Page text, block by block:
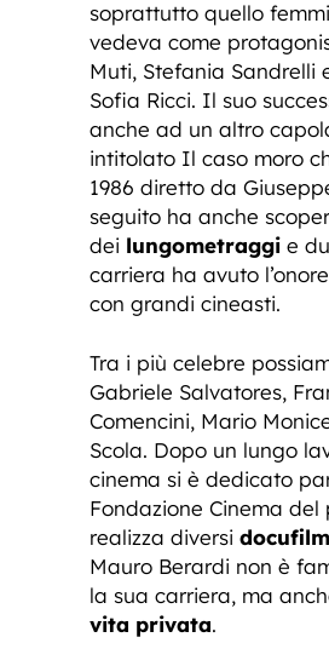
soprattutto quello
vedeva come
Muti, Stefania Sandrelli
Sofia Ricci. Il suo
anche ad un altro
intitolato Il caso moro
1986 diretto da
seguito ha anche
dei lungometraggi e
carriera ha avuto
con grandi cineasti.
Tra i più celebre
Gabriele Salvatores,
Comencini, Mario
Scola. Dopo un lungo
cinema si è dedicato
Fondazione Cinema del
realizza diversi docufilm
Mauro Berardi non è
la sua carriera, ma
vita privata.